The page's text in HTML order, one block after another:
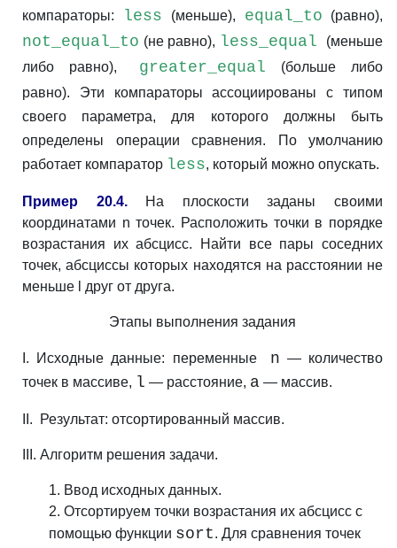
компараторы:
less (меньше), equal_to (равно),
not_equal_to (не равно), less_equal
(меньше
либо равно),
greater_equal (больше либо
равно). Эти компараторы ассоциированы с типом
своего параметра, для которого должны быть
определены операции сравнения. По умолчанию
работает компаратор less, который можно опускать.
Пример 20.4.
На плоскости заданы своими
координатами n точек. Расположить точки в порядке
возрастания их абсцисс. Найти все пары соседних
точек, абсциссы которых находятся на расстоянии не
меньше l друг от друга.
Этапы выполнения задания
I. Исходные данные: переменныеn — количество
точек в массиве, l — расстояние, a — массив.
II. Результат: отсортированный массив.
III. Алгоритм решения задачи.
1. Ввод исходных данных.
2. Отсортируем точки возрастания их абсцисс с
помощью функции sort. Для сравнения точек